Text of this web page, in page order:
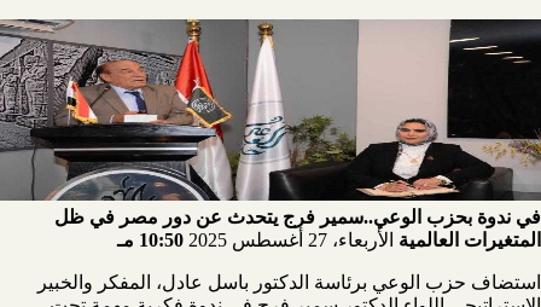
في ندوة بحزب الوعي..سمير فرج يتحدث عن دور مصر في ظل
المتغيرات العالمية الأربعاء، 27 أغسطس 2025 10:50 مـ
استضاف حزب الوعي برئاسة الدكتور باسل عادل، المفكر والخبير